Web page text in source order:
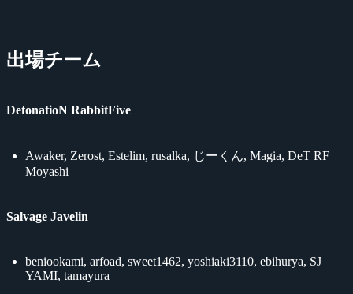
出場チーム
DetonatioN RabbitFive
Awaker, Zerost, Estelim, rusalka, じーくん, Magia, DeT RF
Moyashi
Salvage Javelin
beniookami, arfoad, sweet1462, yoshiaki3110, ebihurya, SJ
YAMI, tamayura